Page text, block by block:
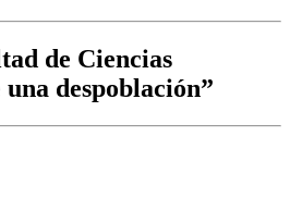
de Ciencias
despoblación”